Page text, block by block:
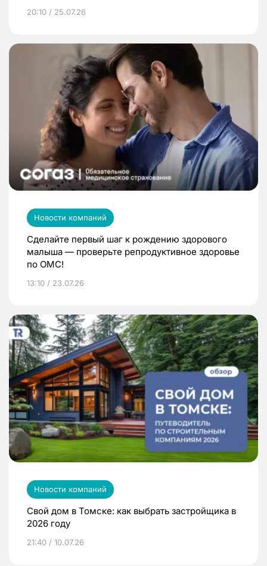
20:10 / 25.07.26
Новости компаний
Сделайте первый шаг к рождению здорового
малыша — проверьте репродуктивное здоровье
по ОМС!
13:10 / 23.07.26
Новости компаний
Свой дом в Томске: как выбрать застройщика в
2026 году
21:40 / 10.07.26